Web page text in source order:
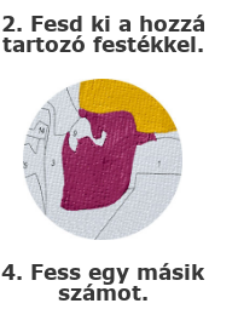
2. Fesd ki a hozzá
tartozó festékkel.
4. Fess egy másik
számot.